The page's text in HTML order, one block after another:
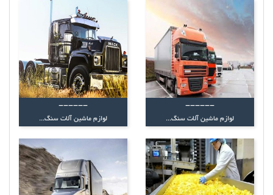
------
لوازم ماشین آلات سنگ...
------
لوازم ماشین آلات سنگ...